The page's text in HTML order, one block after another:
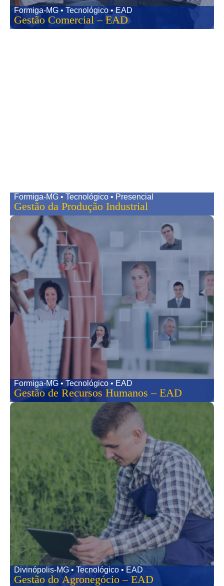
Formiga-MG • Tecnológico • EAD
Gestão Comercial – EAD
Formiga-MG • Tecnológico • Presencial
Gestão da Produção Industrial
Formiga-MG • Tecnológico • EAD
Gestão de Recursos Humanos – EAD
Divinópolis-MG • Tecnológico • EAD
Gestão do Agronegócio – EAD